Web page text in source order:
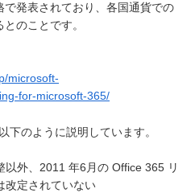
発表されており、各国通貨での
のことです。
microsoft-
for-microsoft-365/
下のように説明しています。
以外、2011 年6月の Office 365 リ
改定されていない